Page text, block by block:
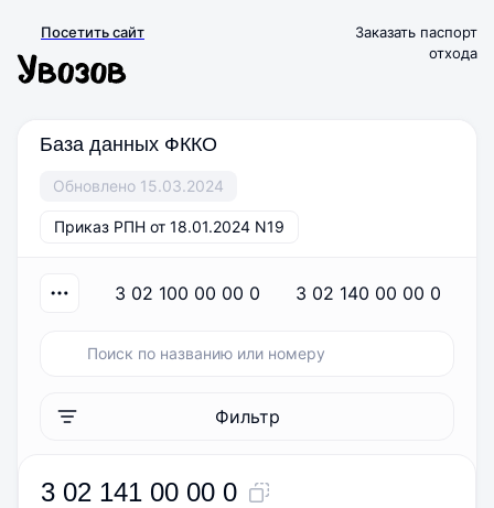
Посетить сайт
Заказать паспорт
отхода
База данных ФККО
Обновлено 15.03.2024
Приказ РПН от 18.01.2024 N19
3 02 100 00 00 0 3 02 140 00 00 0
Фильтр
3 02 141 00 00 0